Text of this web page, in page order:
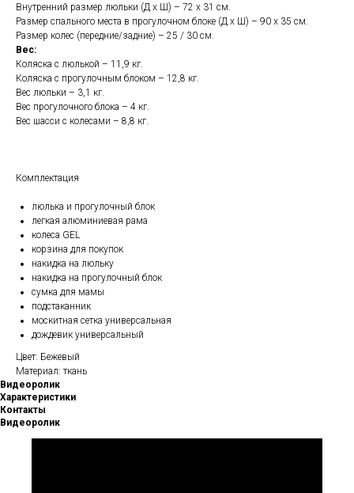
Внутренний размер люльки (Д х Ш) – 72 х 31 см.
Размер спального места в прогулочном блоке (Д х Ш) – 90 х 35 см.
Размер колес (передние/задние) – 25 / 30 см.
Вес:
Коляска с люлькой – 11,9 кг.
Коляска с прогулочным блоком – 12,8 кг.
Вес люльки – 3,1 кг.
Вес прогулочного блока – 4 кг.
Вес шасси с колесами – 8,8 кг.
Комплектация
люлька и прогулочный блок
легкая алюминиевая рама
колеса GEL
корзина для покупок
накидка на люльку
накидка на прогулочный блок
сумка для мамы
подстаканник
москитная сетка универсальная
дождевик универсальный
Цвет: Бежевый
Материал: ткань
Видеоролик
Характеристики
Контакты
Видеоролик